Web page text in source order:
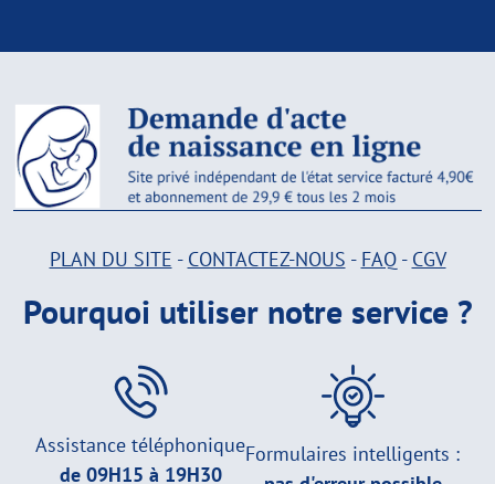
PLAN DU SITE - CONTACTEZ-NOUS - FAQ- CGV
Pourquoi utiliser notre service ?
Assistance téléphonique
de 09H15 à 19H30
Formulaires intelligents :